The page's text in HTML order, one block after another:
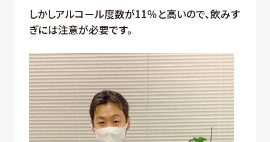
しかしアルコール度数が11％と高いので、飲みす
ぎには注意が必要です。